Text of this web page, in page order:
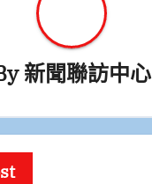
新聞聯訪中心